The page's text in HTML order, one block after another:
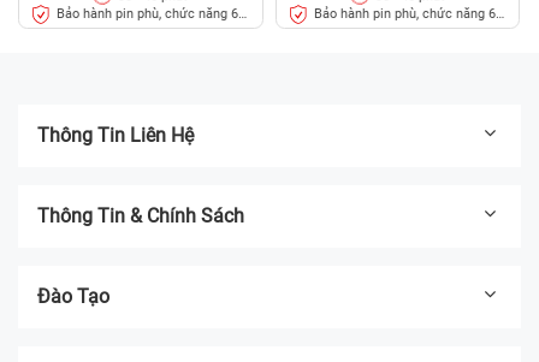
Bảo hành pin phù, chức năng 6
tháng
Bảo hành pin phù, chức năng 6
tháng
Thông Tin Liên Hệ
Thông Tin & Chính Sách
Đào Tạo